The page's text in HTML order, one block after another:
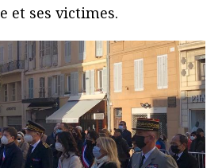
et ses victimes.